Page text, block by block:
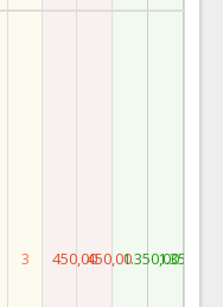
3 450,00450,001.350,001.350,00